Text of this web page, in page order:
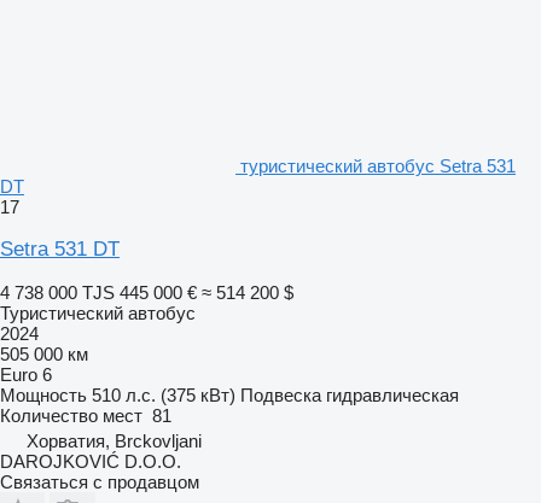
туристический автобус Setra 531
DT
17
Setra 531 DT
4 738 000 TJS 445 000 € ≈ 514 200 $
Туристический автобус
2024
505 000 км
Euro 6
Мощность 510 л.с. (375 кВт) Подвеска гидравлическая
Количество мест 81
Хорватия, Brckovljani
DAROJKOVIĆ D.O.O.
Связаться с продавцом